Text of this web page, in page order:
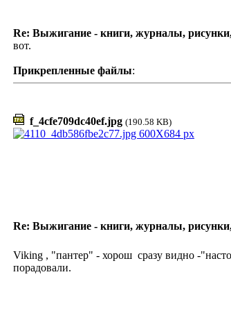
Re: Выжигание - книги, журналы,
вот.
Прикрепленные файлы:
f_4cfe709dc40ef.jpg (190.58 KB)
Re: Выжигание - книги, журналы,
Viking , "пантер" - хорош сразу видно -
порадовали.